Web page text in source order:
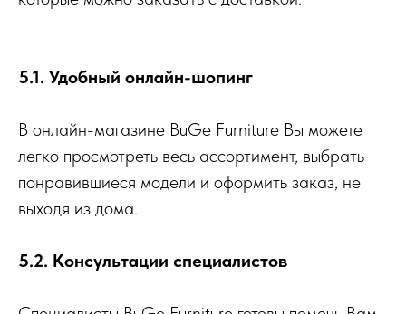
5.1. Удобный онлайн-шопинг
В онлайн-магазине BuGe Furniture Вы можете
легко просмотреть весь ассортимент, выбрать
понравившиеся модели и оформить заказ, не
выходя из дома.
5.2. Консультации специалистов